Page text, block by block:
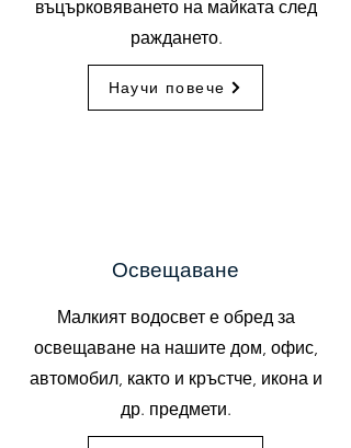
въцърковяването на майката след
раждането.
Научи повече
Освещаване
Малкият водосвет е обред за
освещаване на нашите дом, офис,
автомобил, както и кръстче, икона и
др. предмети.